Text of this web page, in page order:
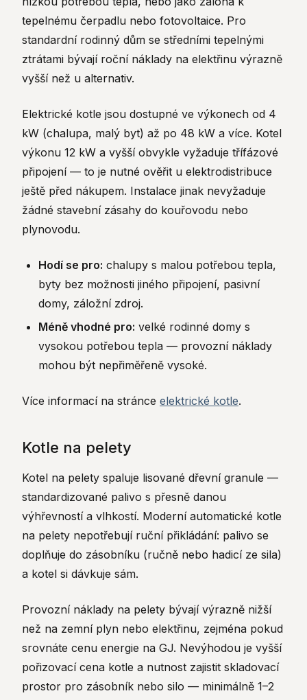
tepelnému čerpadlu nebo fotovoltaice. Pro
standardní rodinný dům se středními tepelnými
ztrátami bývají roční náklady na elektřinu výrazně
vyšší než u alternativ.
Elektrické kotle jsou dostupné ve výkonech od 4
kW (chalupa, malý byt) až po 48 kW a více. Kotel
výkonu 12 kW a vyšší obvykle vyžaduje třífázové
připojení — to je nutné ověřit u elektrodistribuce
ještě před nákupem. Instalace jinak nevyžaduje
žádné stavební zásahy do kouřovodu nebo
plynovodu.
Hodí se pro: chalupy s malou potřebou tepla,
byty bez možnosti jiného připojení, pasivní
domy, záložní zdroj.
Méně vhodné pro: velké rodinné domy s
vysokou potřebou tepla — provozní náklady
mohou být nepřiměřeně vysoké.
Více informací na stránce elektrické kotle.
Kotle na pelety
Kotel na pelety spaluje lisované dřevní granule —
standardizované palivo s přesně danou
výhřevností a vlhkostí. Moderní automatické kotle
na pelety nepotřebují ruční přikládání: palivo se
doplňuje do zásobníku (ručně nebo hadicí ze sila)
a kotel si dávkuje sám.
Provozní náklady na pelety bývají výrazně nižší
než na zemní plyn nebo elektřinu, zejména pokud
srovnáte cenu energie na GJ. Nevýhodou je vyšší
pořizovací cena kotle a nutnost zajistit skladovací
prostor pro zásobník nebo silo — minimálně 1–2